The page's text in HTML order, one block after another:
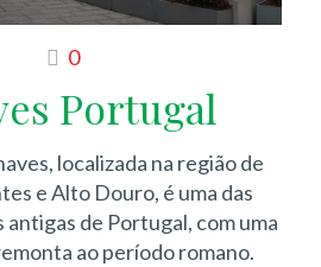
0
Portugal
localizada na região de
e Alto Douro, é uma das
antigas de Portugal, com uma
ao período romano.